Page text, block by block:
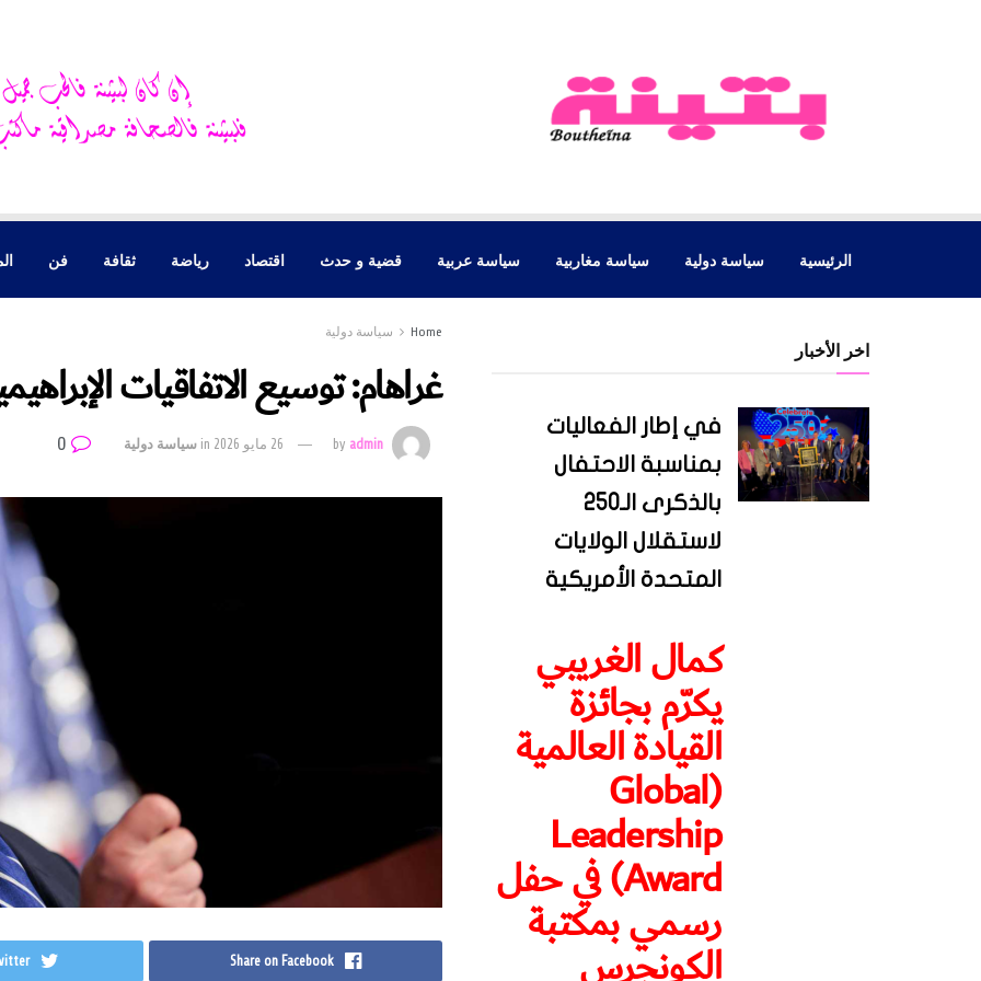
الرئيسية سياسة دولية سياسة مغاربية سياسة عربية قضية و حدث اقتصاد رياضة ثقافة فن
Home سياسة دولية
غراهام: توسيع الاتفاقيات
byadmin 26 مايو 2026 inسياسة دولية
Share on Facebook
اخر الأخبار
في إطار الفعاليات
بمناسبة الاحتفال
بالذكرى الـ250
لاستقلال الولايات
المتحدة الأمريكية
كمال الغريبي
يكرّم بجائزة
القيادة العالمية
(Global
Leadership
Award) في حفل
رسمي بمكتبة
الكونجرس